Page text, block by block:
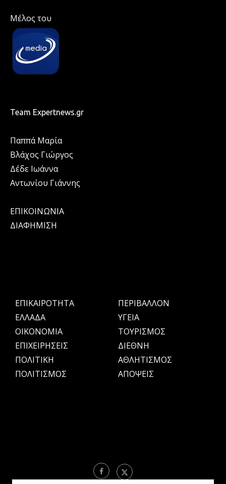
Μέλος του
Team Expertnews.gr
Παππά Μαρία
Βλάχος Γιώργος
Δέδε Ιωάννα
Αντωνίου Γιάννης
ΕΠΙΚΟΙΝΩΝΙΑ
ΔΙΑΦΗΜΙΣΗ
ΕΠΙΚΑΙΡΟΤΗΤΑ
ΕΛΛΑΔΑ
OIKONOMIA
ΕΠΙΧΕΙΡΗΣΕΙΣ
ΠΟΛΙΤΙΚΗ
ΠΟΛΙΤΙΣΜΟΣ
ΠΕΡΙΒΑΛΛΟΝ
ΥΓΕΙΑ
ΤΟΥΡΙΣΜΟΣ
ΔΙΕΘΝΗ
ΑΘΛΗΤΙΣΜΟΣ
ΑΠΟΨΕΙΣ